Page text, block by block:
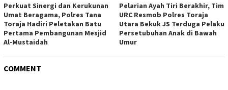
Perkuat Sinergi dan Kerukunan
Umat Beragama, Polres Tana
Toraja Hadiri Peletakan Batu
Pertama Pembangunan Mesjid
Al-Mustaidah
Pelarian Ayah Tiri Berakhir, Tim
URC Resmob Polres Toraja
Utara Bekuk JS Terduga Pelaku
Persetubuhan Anak di Bawah
Umur
COMMENT